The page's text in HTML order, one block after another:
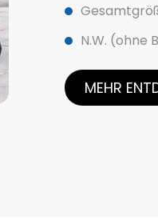
N.W. (ohne
MEHR